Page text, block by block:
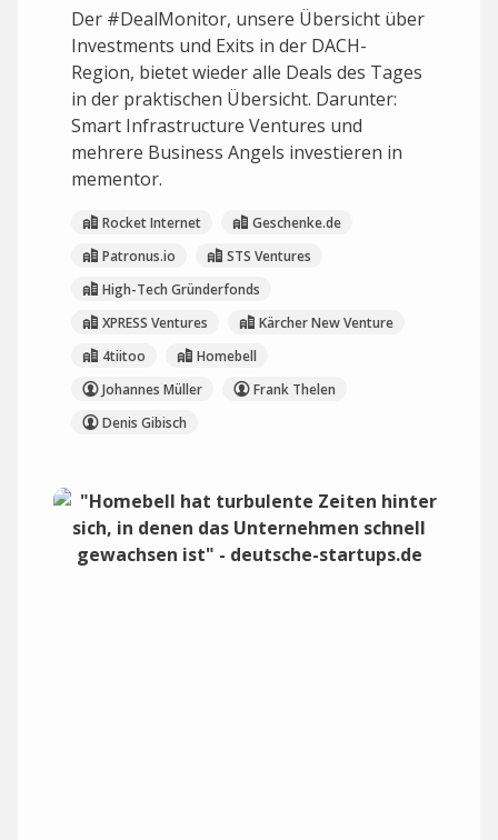
Der #DealMonitor, unsere Übersicht über
Investments und Exits in der DACH-
Region, bietet wieder alle Deals des Tages
in der praktischen Übersicht. Darunter:
Smart Infrastructure Ventures und
mehrere Business Angels investieren in
mementor.
Rocket Internet
Geschenke.de
Patronus.io
STS Ventures
High-Tech Gründerfonds
XPRESS Ventures
Kärcher New Venture
4tiitoo
Homebell
Johannes Müller
Frank Thelen
Denis Gibisch